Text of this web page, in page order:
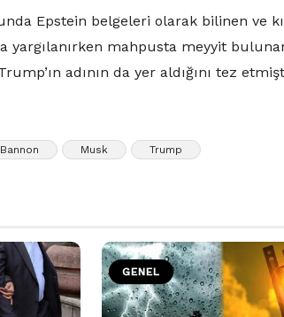
Epstein belgeleri olarak bilinen ve
yargılanırken mahpusta meyyit
adının da yer aldığını tez
Bannon Musk Trump
GENEL